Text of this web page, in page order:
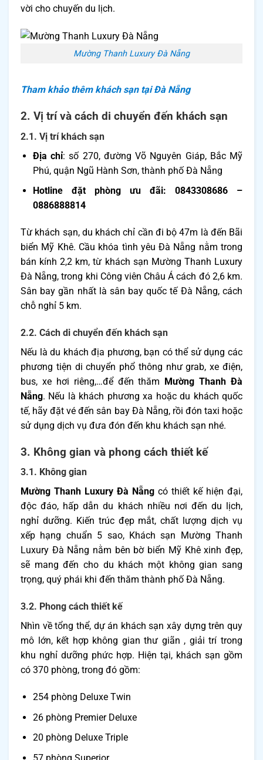
vời cho chuyến du lịch.
Mường Thanh Luxury Đà Nẵng
Tham khảo thêm khách sạn tại Đà Nẵng
2. Vị trí và cách di chuyển đến khách sạn
2.1. Vị trí khách sạn
Địa chỉ: số 270, đường Võ Nguyên Giáp, Bắc Mỹ
Phú, quận Ngũ Hành Sơn, thành phố Đà Nẵng
Hotline đặt phòng ưu đãi: 0843308686 –
0886888814
Từ khách sạn, du khách chỉ cần đi bộ 47m là đến Bãi
biển Mỹ Khê. Cầu khóa tình yêu Đà Nẵng nằm trong
bán kính 2,2 km, từ khách sạn Mường Thanh Luxury
Đà Nẵng, trong khi Công viên Châu Á cách đó 2,6 km.
Sân bay gần nhất là sân bay quốc tế Đà Nẵng, cách
chỗ nghỉ 5 km.
2.2. Cách di chuyển đến khách sạn
Nếu là du khách địa phương, bạn có thể sử dụng các
phương tiện di chuyển phổ thông như grab, xe điện,
bus, xe hơi riêng,…để đến thăm Mường Thanh Đà
Nẵng. Nếu là khách phương xa hoặc du khách quốc
tế, hãy đặt vé đến sân bay Đà Nẵng, rồi đón taxi hoặc
sử dụng dịch vụ đưa đón đến khu khách sạn nhé.
3. Không gian và phong cách thiết kế
3.1. Không gian
Mường Thanh Luxury Đà Nẵng có thiết kế hiện đại,
độc đáo, hấp dẫn du khách nhiều nơi đến du lịch,
nghỉ dưỡng. Kiến trúc đẹp mắt, chất lượng dịch vụ
xếp hạng chuẩn 5 sao, Khách sạn Mường Thanh
Luxury Đà Nẵng nằm bên bờ biển Mỹ Khê xinh đẹp,
sẽ mang đến cho du khách một không gian sang
trọng, quý phái khi đến thăm thành phố Đà Nẵng.
3.2. Phong cách thiết kế
Nhìn về tổng thể, dự án khách sạn xây dựng trên quy
mô lớn, kết hợp không gian thư giãn , giải trí trong
khu nghỉ dưỡng phức hợp. Hiện tại, khách sạn gồm
có 370 phòng, trong đó gồm:
254 phòng Deluxe Twin
26 phòng Premier Deluxe
20 phòng Deluxe Triple
57 phòng Superior